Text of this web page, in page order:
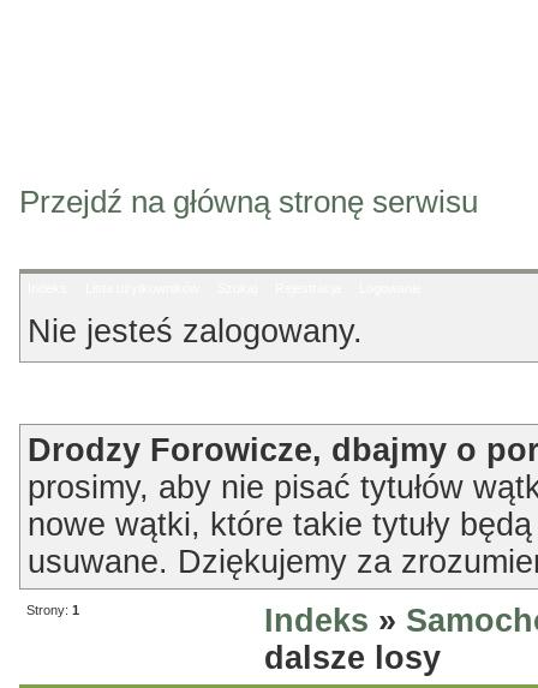
Przejdź na główną stronę serwisu
Nie jesteś zalogowany.
Drodzy Forowicze, dbajmy o
prosimy, aby nie pisać tytułów
nowe wątki, które takie tytuły
usuwane. Dziękujemy za
Strony: 1 Indeks »
dalsze losy